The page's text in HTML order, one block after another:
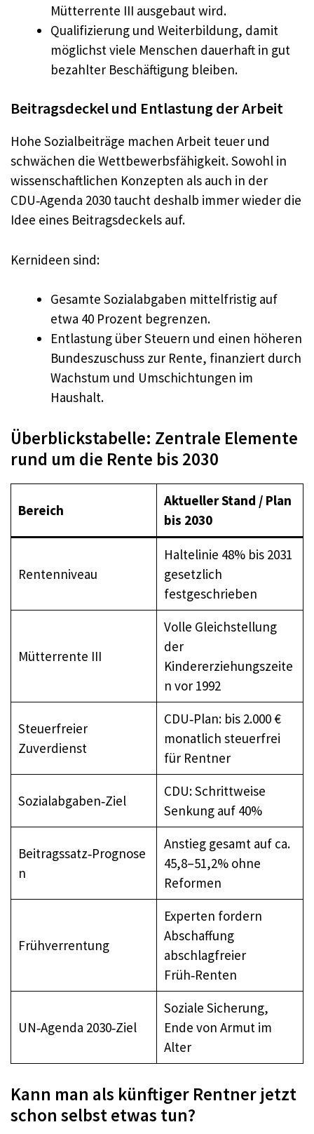
Mütterrente III ausgebaut wird.
Qualifizierung und Weiterbildung, damit
möglichst viele Menschen dauerhaft in gut
bezahlter Beschäftigung bleiben.
Beitragsdeckel und Entlastung der Arbeit
Hohe Sozialbeiträge machen Arbeit teuer und
schwächen die Wettbewerbsfähigkeit. Sowohl in
wissenschaftlichen Konzepten als auch in der
CDU‑Agenda 2030 taucht deshalb immer wieder die
Idee eines Beitragsdeckels auf.
Kernideen sind:
Gesamte Sozialabgaben mittelfristig auf
etwa 40 Prozent begrenzen.
Entlastung über Steuern und einen höheren
Bundeszuschuss zur Rente, finanziert durch
Wachstum und Umschichtungen im
Haushalt.
Überblickstabelle: Zentrale Elemente
rund um die Rente bis 2030
Bereich
Aktueller Stand / Plan
bis 2030
Rentenniveau
Haltelinie 48% bis 2031
gesetzlich
festgeschrieben
Mütterrente III
Volle Gleichstellung
der
Kindererziehungszeite
n vor 1992
Steuerfreier
Zuverdienst
CDU‑Plan: bis 2.000 €
monatlich steuerfrei
für Rentner
Sozialabgaben‑Ziel
CDU: Schrittweise
Senkung auf 40%
Beitragssatz‑Prognose
n
Anstieg gesamt auf ca.
45,8–51,2% ohne
Reformen
Frühverrentung
Experten fordern
Abschaffung
abschlagfreier
Früh‑Renten
UN‑Agenda 2030‑Ziel
Soziale Sicherung,
Ende von Armut im
Alter
Kann man als künftiger Rentner jetzt
schon selbst etwas tun?